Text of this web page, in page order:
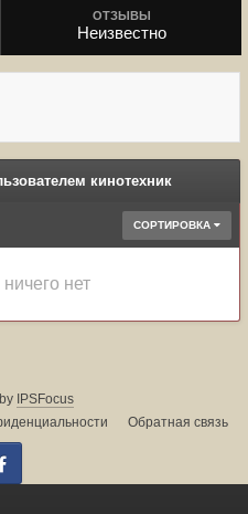
ОТЗЫВЫ
Неизвестно
кинотехник
СОРТИРОВКА
нет
by IPSFocus
Обратная связь